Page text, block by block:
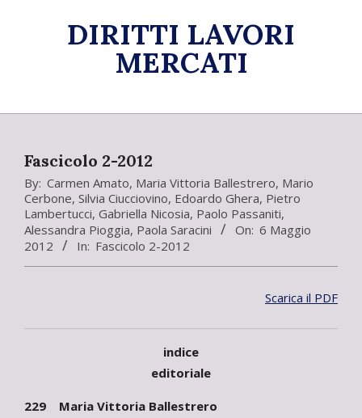
DIRITTI LAVORI
MERCATI
Primary
MenuFascicolo 2-2012
By: Carmen Amato, Maria Vittoria Ballestrero, Mario
Cerbone, Silvia Ciucciovino, Edoardo Ghera, Pietro
Lambertucci, Gabriella Nicosia, Paolo Passaniti,
Alessandra Pioggia, Paola Saracini On: 6 Maggio
2012
In: Fascicolo 2-2012
Scarica il PDF
indice
editoriale
229 Maria Vittoria Ballestrero